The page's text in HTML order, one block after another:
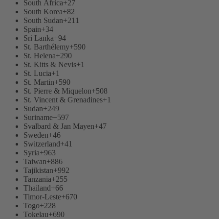
South Africa+27
South Korea+82
South Sudan+211
Spain+34
Sri Lanka+94
St. Barthélemy+590
St. Helena+290
St. Kitts & Nevis+1
St. Lucia+1
St. Martin+590
St. Pierre & Miquelon+508
St. Vincent & Grenadines+1
Sudan+249
Suriname+597
Svalbard & Jan Mayen+47
Sweden+46
Switzerland+41
Syria+963
Taiwan+886
Tajikistan+992
Tanzania+255
Thailand+66
Timor-Leste+670
Togo+228
Tokelau+690